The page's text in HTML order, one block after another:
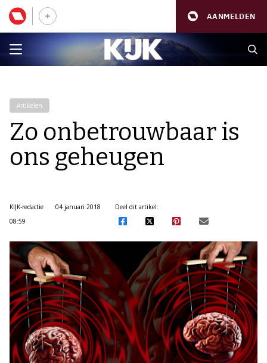
AANMELDEN
Artikelen
Zo onbetrouwbaar is
ons geheugen
KIJK-redactie
04 januari 2018
08:59
Deel dit artikel: